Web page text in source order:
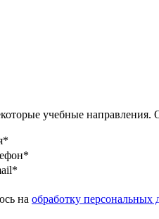
учебные направления.
на обработку персональных